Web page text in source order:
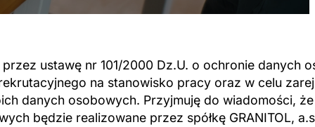
ustawę nr 101/2000 Dz.U. o ochronie danych
na stanowisko pracy oraz w celu
danych osobowych. Przyjmuję do wiadomości,
będzie realizowane przez spółkę GRANITOL,